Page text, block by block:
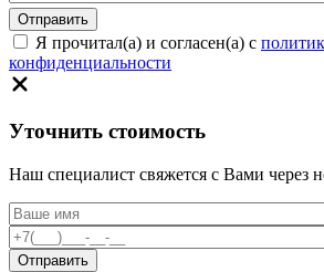
Я прочитал(а) и согласен(а) с
конфиденциальности
Уточнить стоимость
Наш специалист свяжется с Вами через